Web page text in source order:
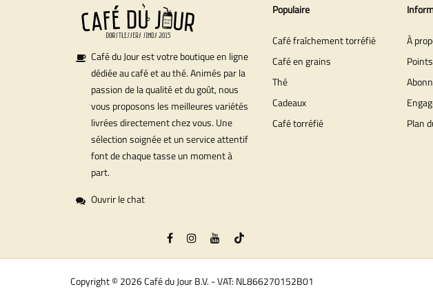
Café du Jour est votre boutique en ligne
dédiée au café et au thé. Animés par la
passion de la qualité et du goût, nous
vous proposons les meilleures variétés
livrées directement chez vous. Une
sélection soignée et un service attentif
font de chaque tasse un moment à
part.
Ouvrir le chat
Populaire
Café fraîchement torréfié
Café en grains
Thé
Cadeaux
Café torréfié
À
Plan
Copyright © 2026 Café du Jour B.V. - VAT: NL866270152B01